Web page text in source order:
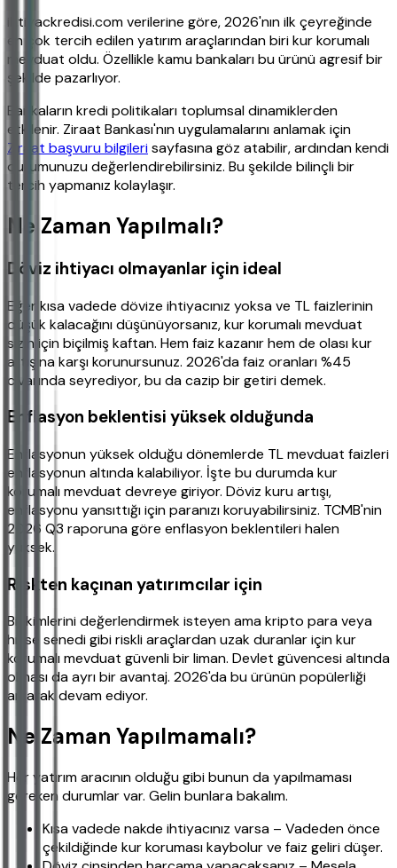
ihtiyackredisi.com verilerine göre, 2026'nın ilk çeyreğinde
en çok tercih edilen yatırım araçlarından biri kur korumalı
mevduat oldu. Özellikle kamu bankaları bu ürünü agresif bir
şekilde pazarlıyor.
Bankaların kredi politikaları toplumsal dinamiklerden
etkilenir. Ziraat Bankası'nın uygulamalarını anlamak için
Ziraat başvuru bilgilerisayfasına göz atabilir, ardından kendi
durumunuzu değerlendirebilirsiniz. Bu şekilde bilinçli bir
tercih yapmanız kolaylaşır.
Ne Zaman Yapılmalı?
Döviz ihtiyacı olmayanlar için ideal
Eğer kısa vadede dövize ihtiyacınız yoksa ve TL faizlerinin
düşük kalacağını düşünüyorsanız, kur korumalı mevduat
sizin için biçilmiş kaftan. Hem faiz kazanır hem de olası kur
artışına karşı korunursunuz. 2026'da faiz oranları %45
civarında seyrediyor, bu da cazip bir getiri demek.
Enflasyon beklentisi yüksek olduğunda
Enflasyonun yüksek olduğu dönemlerde TL mevduat faizleri
enflasyonun altında kalabiliyor. İşte bu durumda kur
korumalı mevduat devreye giriyor. Döviz kuru artışı,
enflasyonu yansıttığı için paranızı koruyabilirsiniz. TCMB'nin
2026 Q3 raporuna göre enflasyon beklentileri halen
yüksek.
Riskten kaçınan yatırımcılar için
Birikimlerini değerlendirmek isteyen ama kripto para veya
hisse senedi gibi riskli araçlardan uzak duranlar için kur
korumalı mevduat güvenli bir liman. Devlet güvencesi altında
olması da ayrı bir avantaj. 2026'da bu ürünün popülerliği
artarak devam ediyor.
Ne Zaman Yapılmamalı?
Her yatırım aracının olduğu gibi bunun da yapılmaması
gereken durumlar var. Gelin bunlara bakalım.
Kısa vadede nakde ihtiyacınız varsa – Vadeden önce
çekildiğinde kur koruması kaybolur ve faiz geliri düşer.